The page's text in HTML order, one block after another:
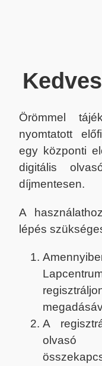
Örömmel
nyomtatott
egy központi
digitális
díjmentesen.
A
lépés
A
olvasó